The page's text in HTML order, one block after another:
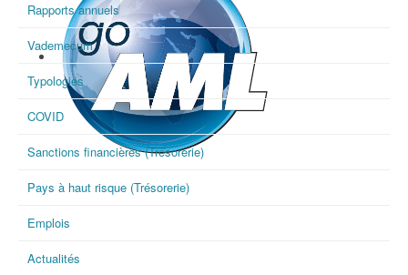
Rapports annuels
Vademecum
Typologies
COVID
Sanctions financières (Trésorerie)
Pays à haut risque (Trésorerie)
Emplois
Actualités